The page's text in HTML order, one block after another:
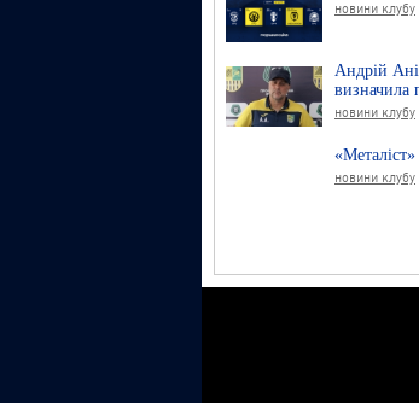
новини клубу
Андрій
визначила
новини клубу
новини клубу